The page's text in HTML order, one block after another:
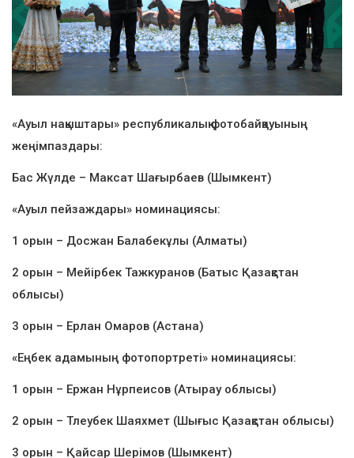
«Ауыл нақыштары» республикалық фотобайқауының
жеңімпаздары:
Бас Жүлде – Максат Шағырбаев (Шымкент)
«Ауыл пейзаждары» номинациясы:
1 орын – Досжан Балабекұлы (Алматы)
2 орын – Мейірбек Тажкуранов (Батыс Қазақстан
облысы)
3 орын – Ерлан Омаров (Астана)
«Еңбек адамының фотопортреті» номинациясы:
1 орын – Ержан Нұрпеисов (Атырау облысы)
2 орын – Тлеубек Шаяхмет (Шығыс Қазақстан облысы)
3 орын – Қайсар Шерімов (Шымкент)